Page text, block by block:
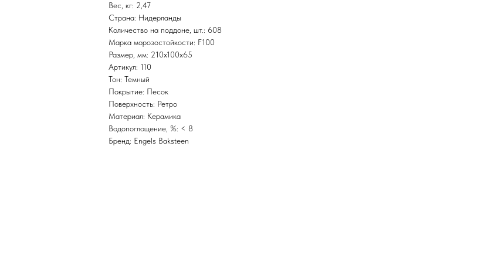
Вес, кг: 2,47
Страна: Нидерланды
Количество на поддоне, шт.: 608
Марка морозостойкости: F100
Размер, мм: 210x100x65
Артикул: 110
Тон: Темный
Покрытие: Песок
Поверхность: Ретро
Материал: Керамика
Водопоглощение, %: < 8
Бренд: Engels Baksteen